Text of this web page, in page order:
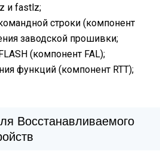
и fastlz;
строки (компонент
заводской прошивки;
(компонент FAL);
функций (компонент RTT);
Восстанавливаемого